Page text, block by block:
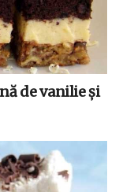
de vanilie și